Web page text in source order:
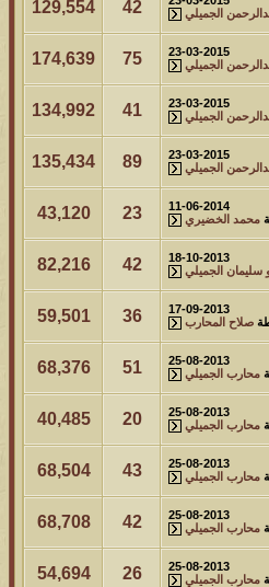
الجميلي 42
129,554
23-03-2015
الجميلي 75
174,639
23-03-2015
الجميلي 41
134,992
23-03-2015
الجميلي 89
135,434
11-06-2014
محمد الخضيري 23
43,120
18-10-2013
سليمان الجميلي 42
82,216
17-09-2013
صلاح المحارب 36
59,501
25-08-2013
محارب الجميلي 51
68,376
25-08-2013
محارب الجميلي 20
40,485
25-08-2013
محارب الجميلي 43
68,504
25-08-2013
محارب الجميلي 42
68,708
25-08-2013
محارب الجميلي 26
54,694